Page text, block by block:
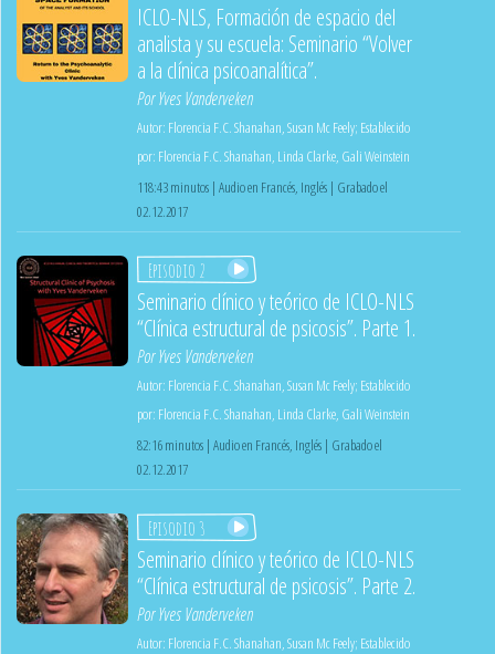
ICLO-NLS, Formación de espacio del
analista y su escuela: Seminario “Volver
a la clínica psicoanalítica”.
PorYves Vanderveken
Autor: Florencia F.C. Shanahan Susan Mc Feely; Establecido
por: Florencia F.C. Shanahan Linda Clarke, Gali Weinstein
118:43 minutos | Audio en Francés, Inglés | Grabado el
02.12.2017
Episodio 2
Seminario clínico y teórico de ICLO-NLS
“Clínica estructural de psicosis”. Parte 1.
PorYves Vanderveken
Autor: Florencia F.C. Shanahan Susan Mc Feely; Establecido
por: Florencia F.C. Shanahan Linda Clarke, Gali Weinstein
82:16 minutos | Audio en Francés, Inglés | Grabado el
02.12.2017
Episodio 3
Seminario clínico y teórico de ICLO-NLS
“Clínica estructural de psicosis”. Parte 2.
PorYves Vanderveken
Autor: Florencia F.C. Shanahan Susan Mc Feely; Establecido